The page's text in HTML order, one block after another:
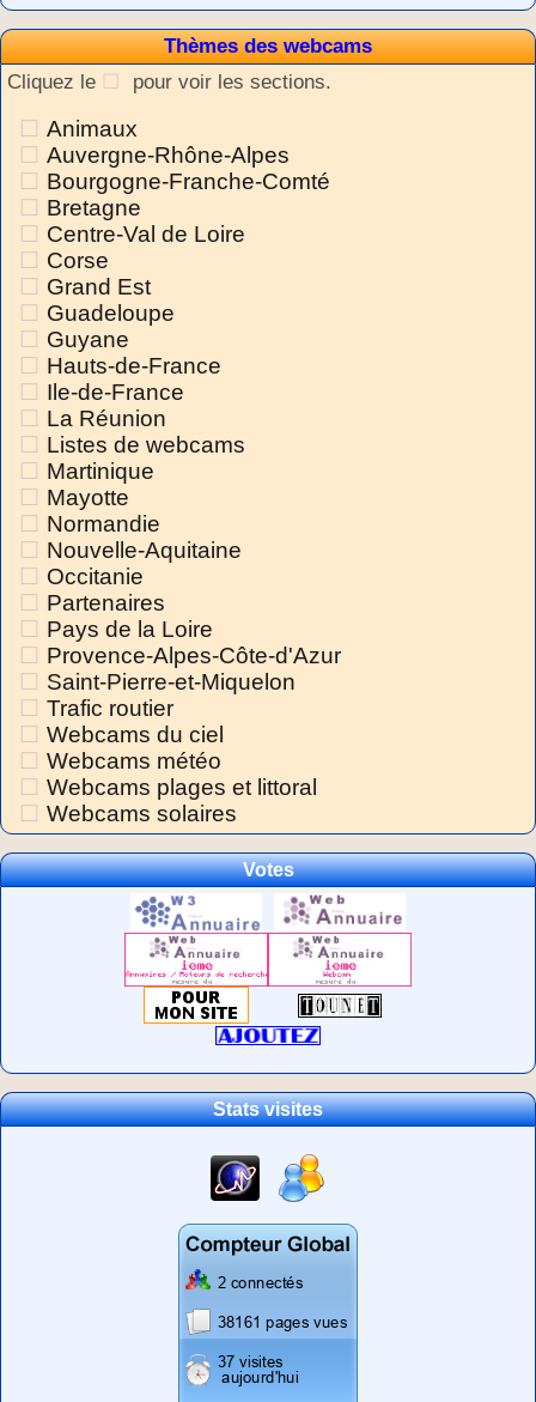
Thèmes des webcams
Cliquez le
pour voir les sections.
Animaux
Auvergne-Rhône-Alpes
Bourgogne-Franche-Comté
Bretagne
Centre-Val de Loire
Corse
Grand Est
Guadeloupe
Guyane
Hauts-de-France
Ile-de-France
La Réunion
Listes de webcams
Martinique
Mayotte
Normandie
Nouvelle-Aquitaine
Occitanie
Partenaires
Pays de la Loire
Provence-Alpes-Côte-d'Azur
Saint-Pierre-et-Miquelon
Trafic routier
Webcams du ciel
Webcams météo
Webcams plages et littoral
Webcams solaires
Votes
Stats visites